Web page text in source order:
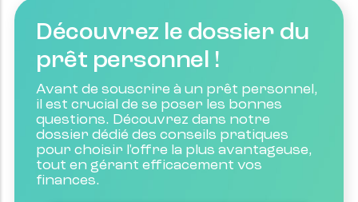
Découvrez le dossier du
prêt personnel !
Avant de souscrire à un prêt personnel,
il est crucial de se poser les bonnes
questions. Découvrez dans notre
dossier dédié des conseils pratiques
pour choisir l'offre la plus avantageuse,
tout en gérant efficacement vos
finances.